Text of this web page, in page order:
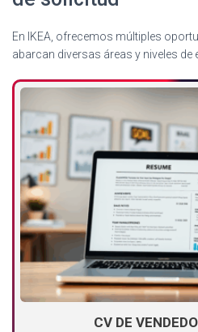
En IKEA, ofrecemos múltiples
abarcan diversas áreas y niveles de
CV DE